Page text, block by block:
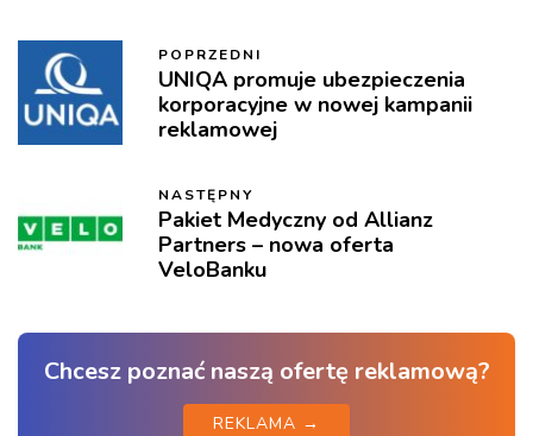
POPRZEDNI
UNIQA promuje ubezpieczenia
korporacyjne w nowej kampanii
reklamowej
NASTĘPNY
Pakiet Medyczny od Allianz
Partners – nowa oferta
VeloBanku
Chcesz poznać naszą ofertę reklamową?
REKLAMA →